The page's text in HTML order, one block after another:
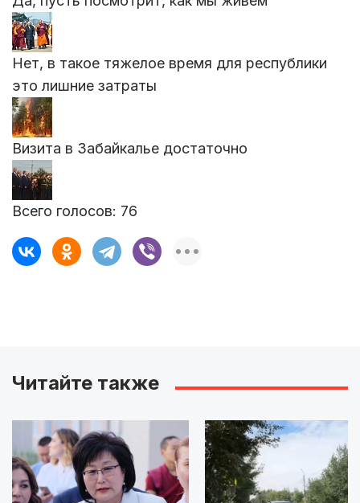
Нет, в такое тяжелое время для республики
это лишние затраты
Визита в Забайкалье достаточно
Всего голосов: 76
Читайте также